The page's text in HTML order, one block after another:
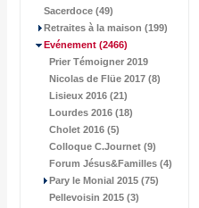
Sacerdoce (49)
Retraites à la maison (199)
Evénement (2466)
Prier Témoigner 2019
Nicolas de Flüe 2017 (8)
Lisieux 2016 (21)
Lourdes 2016 (18)
Cholet 2016 (5)
Colloque C.Journet (9)
Forum Jésus&Familles (4)
Pary le Monial 2015 (75)
Pellevoisin 2015 (3)